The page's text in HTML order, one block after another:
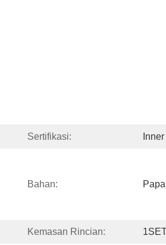
Sertifikasi:
Bahan:
Kemasan Rincian: